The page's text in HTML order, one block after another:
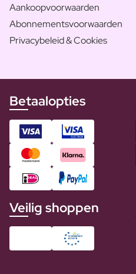
Aankoopvoorwaarden
Abonnementsvoorwaarden
Privacybeleid & Cookies
Betaalopties
Veilig shoppen